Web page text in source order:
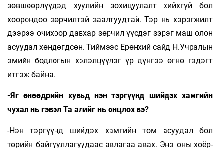
зөвшөөрлүүдэд хуулийн зохицуулалт хийхгүй бол
хоорондоо зөрчилтэй заалтуудтай. Тэр нь хэрэгжилт
дээрээ очихоор давхар зөрчил үүсдэг зэрэг маш олон
асуудал хөндөгдсөн. Тиймээс Ерөнхий сайд Н.Учралын
эмийн бодлогын хэлэлцүүлэг үр дүнгээ өгнө гэдэгт
итгэж байна.
-Яг өнөөдрийн хувьд нэн тэргүүнд шийдэх хамгийн
чухал нь гэвэл Та алийг нь онцлох вэ?
-Нэн тэргүүнд шийдэх хамгийн том асуудал бол
төрийн байгууллагуудаас авлагаа авах. Энэ оны хоёр­­